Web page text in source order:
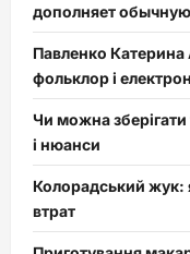
дополняет обычную
Павленко Катерина
фольклор і
Чи можна
і нюанси
Колорадський жук:
втрат